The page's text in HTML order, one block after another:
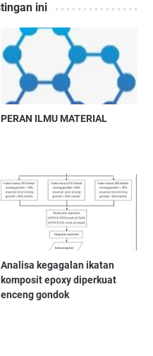
ini
PERAN ILMU MATERIAL
Analisa kegagalan ikatan
komposit epoxy diperkuat
enceng gondok